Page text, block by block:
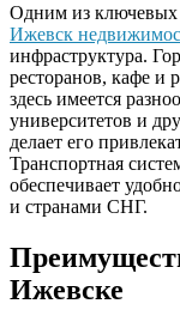
Одним из ключевых
Ижевск
инфраструктура.
ресторанов, кафе и
здесь имеется
университетов и
делает его
Транспортная
обеспечивает
и странами СНГ.
Ижевске